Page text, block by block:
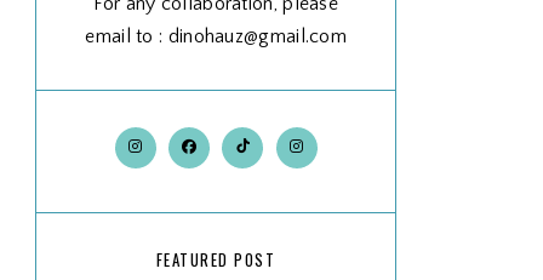
email to : dinohauz@gmail.com
FEATURED POST